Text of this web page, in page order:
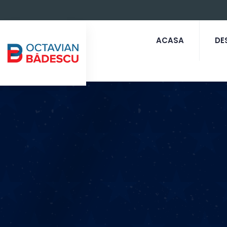
ACASA